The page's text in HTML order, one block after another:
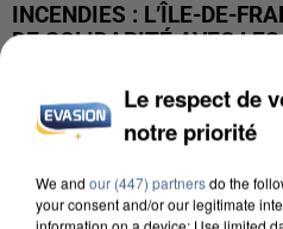
INCENDIES : L’ÎLE-DE-
DE SOLIDARITÉ AVEC
Le respect de
notre priorité
We and our (447) partnersdo the
your consent and/or our legitimate
information on a device; Use limited